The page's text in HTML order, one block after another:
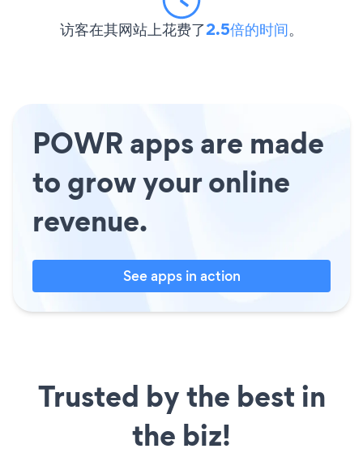
访客在其网站上花费了2.5倍的时间。
POWR apps are made
to grow your online
revenue.
See apps in action
Trusted by the best in
the biz!